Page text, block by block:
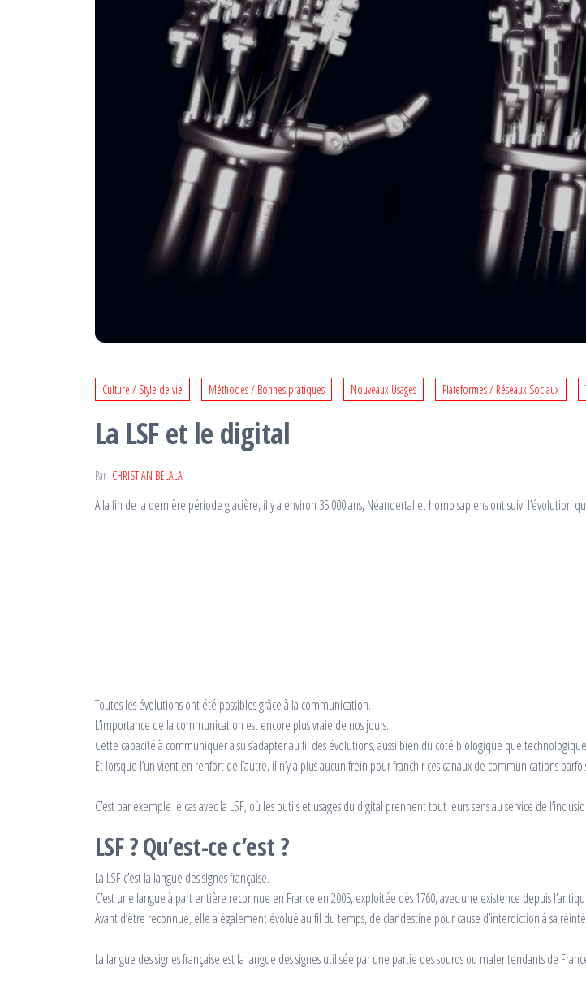
Culture / Style de vie Méthodes / Bonnes pratiques Nouveaux Usages Plateformes / Réseaux Sociaux
La LSF et le digital
Par CHRISTIAN BELALA
A la fin de la dernière période glacière, il y a environ 35 000 ans, Néandertal et homo sapiens ont suivi l’évolution
Toutes les évolutions ont été possibles grâce à la communication.
L’importance de la communication est encore plus vraie de nos jours.
Cette capacité à communiquer a su s’adapter au fil des évolutions, aussi bien du côté biologique que
Et lorsque l’un vient en renfort de l’autre, il n’y a plus aucun frein pour franchir ces canaux de communications
C’est par exemple le cas avec la LSF, où les outils et usages du digital prennent tout leurs sens au service de
LSF ? Qu’est-ce c’est ?
La LSF c’est la langue des signes française.
C’est une langue à part entière reconnue en France en 2005, exploitée dès 1760, avec une existence depuis
Avant d’être reconnue, elle a également évolué au fil du temps, de clandestine pour cause d’interdiction à sa
La langue des signes française est la langue des signes utilisée par une partie des sourds ou malentendants de